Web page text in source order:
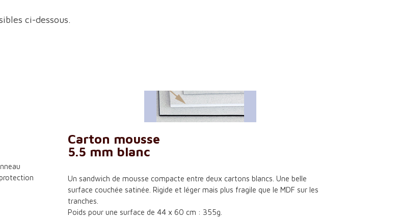
ci-dessous.
Carton mousse
5.5 mm blanc
Un sandwich de mousse compacte entre deux cartons blancs. Une belle
surface couchée satinée. Rigide et léger mais plus fragile que le MDF sur les
tranches.
Poids pour une surface de 44 x 60 cm : 355g.